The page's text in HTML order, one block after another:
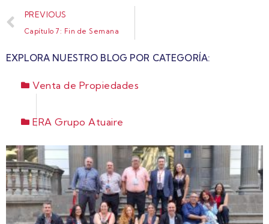
PREVIOUS
Capítulo 7: Fin de Semana
EXPLORA NUESTRO BLOG POR CATEGORÍA:
Venta de Propiedades
ERA Grupo Atuaire